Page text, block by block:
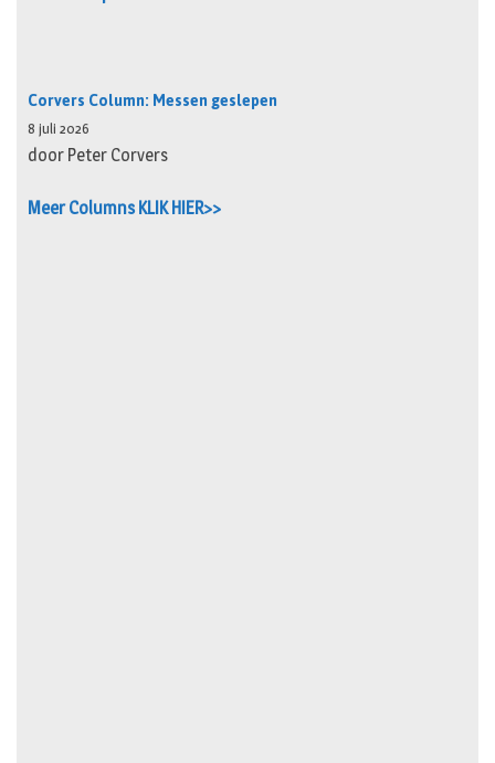
Corvers Column: Messen geslepen
8 juli 2026
door Peter Corvers
Meer Columns KLIK HIER>>